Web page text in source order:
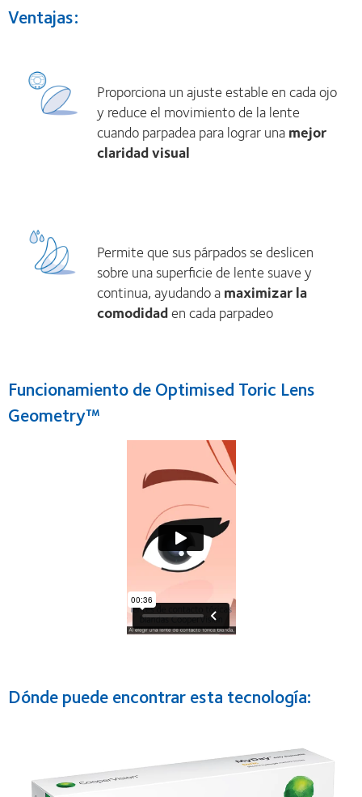
Ventajas:
Proporciona un ajuste estable en cada ojo
y reduce el movimiento de la lente
cuando parpadea para lograr unamejor
claridad visual
Permite que sus párpados se deslicen
sobre una superficie de lente suave y
continua, ayudando amaximizar la
comodidaden cada parpadeo
Funcionamiento de Optimised Toric Lens
Geometry™
Dónde puede encontrar esta tecnología: